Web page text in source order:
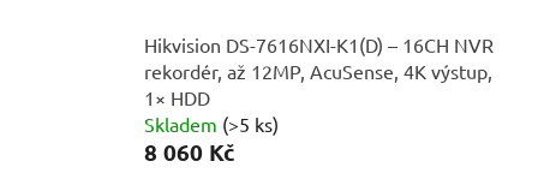
Hikvision DS-7616NXI-K1(D) – 16CH NVR
rekordér, až 12MP, AcuSense, 4K výstup,
1× HDD
Skladem (>5 ks)
8 060 Kč